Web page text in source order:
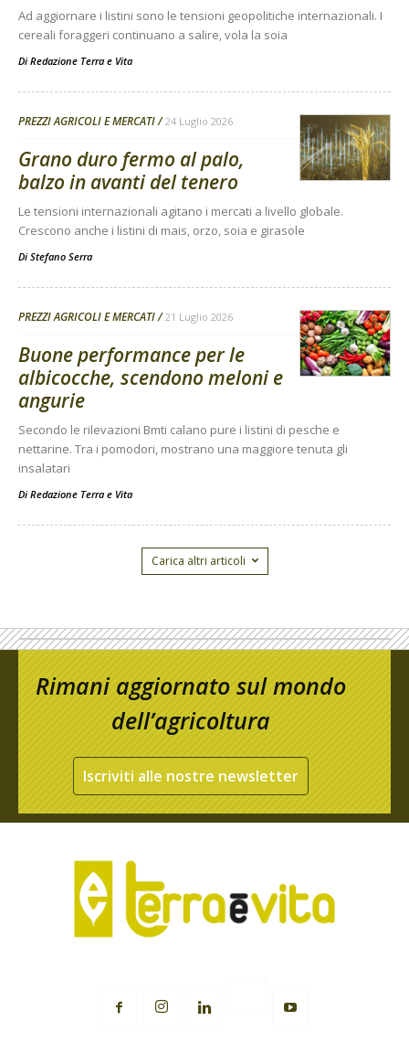
Ad aggiornare i listini sono le tensioni geopolitiche internazionali. I
cereali foraggeri continuano a salire, vola la soia
Di Redazione Terra e Vita
PREZZI AGRICOLI E MERCATI 24 Luglio 2026
Grano duro fermo al palo,
balzo in avanti del tenero
Le tensioni internazionali agitano i mercati a livello globale.
Crescono anche i listini di mais, orzo, soia e girasole
Di Stefano Serra
PREZZI AGRICOLI E MERCATI 21 Luglio 2026
Buone performance per le
albicocche, scendono meloni e
angurie
Secondo le rilevazioni Bmti calano pure i listini di pesche e
nettarine. Tra i pomodori, mostrano una maggiore tenuta gli
insalatari
Di Redazione Terra e Vita
Carica altri articoli
Rimani aggiornato sul mondo
dell’agricoltura
Iscriviti alle nostre newsletter